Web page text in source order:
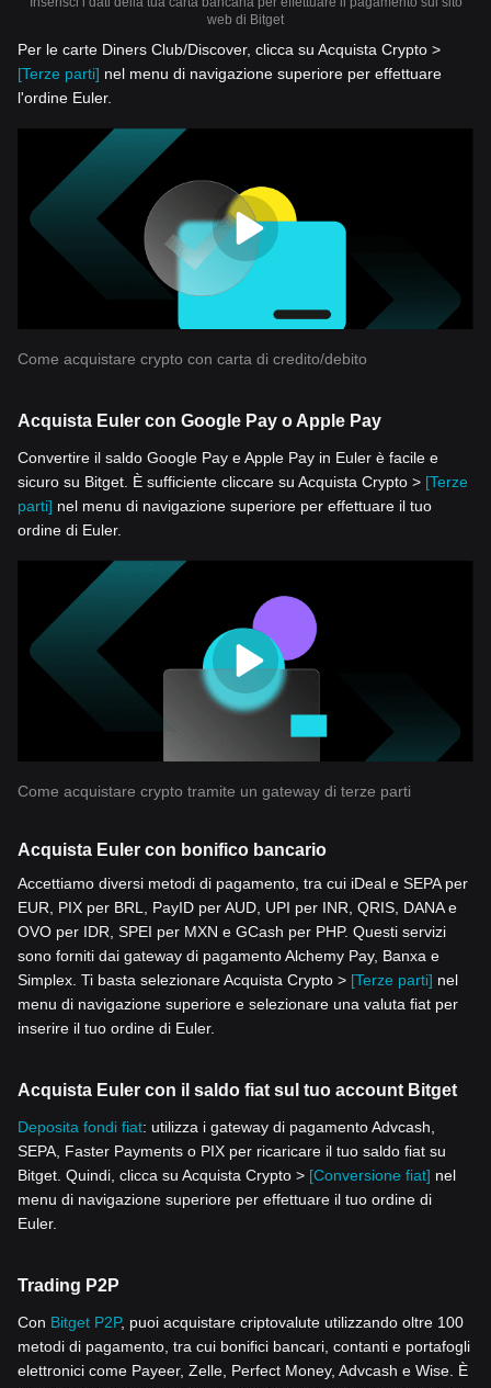
web di Bitget
Per le carte Diners Club/Discover, clicca su Acquista Crypto >
[Terze parti] nel menu di navigazione superiore per effettuare
l'ordine Euler.
Come acquistare crypto con carta di credito/debito
Acquista Euler con Google Pay o Apple Pay
Convertire il saldo Google Pay e Apple Pay in Euler è facile e
sicuro su Bitget. È sufficiente cliccare su Acquista Crypto > [Terze
parti] nel menu di navigazione superiore per effettuare il tuo
ordine di Euler.
Come acquistare crypto tramite un gateway di terze parti
Acquista Euler con bonifico bancario
Accettiamo diversi metodi di pagamento, tra cui iDeal e SEPA per
EUR, PIX per BRL, PayID per AUD, UPI per INR, QRIS, DANA e
OVO per IDR, SPEI per MXN e GCash per PHP. Questi servizi
sono forniti dai gateway di pagamento Alchemy Pay, Banxa e
Simplex. Ti basta selezionare Acquista Crypto > [Terze parti] nel
menu di navigazione superiore e selezionare una valuta fiat per
inserire il tuo ordine di Euler.
Acquista Euler con il saldo fiat sul tuo account Bitget
Deposita fondi fiat: utilizza i gateway di pagamento Advcash,
SEPA, Faster Payments o PIX per ricaricare il tuo saldo fiat su
Bitget. Quindi, clicca su Acquista Crypto > [Conversione fiat] nel
menu di navigazione superiore per effettuare il tuo ordine di
Euler.
Trading P2P
Con Bitget P2P, puoi acquistare criptovalute utilizzando oltre 100
metodi di pagamento, tra cui bonifici bancari, contanti e portafogli
elettronici come Payeer, Zelle, Perfect Money, Advcash e Wise. È